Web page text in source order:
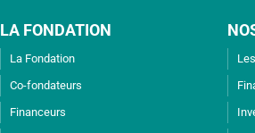
LA FONDATION
La Fondation
Co-fondateurs
Financeurs